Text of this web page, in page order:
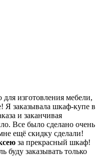
изготовления мебели,
Я заказывала шкаф-купе в
и заканчивая
Все было сделано очень
ещё скидку сделали!
за прекрасный шкаф!
буду заказывать только